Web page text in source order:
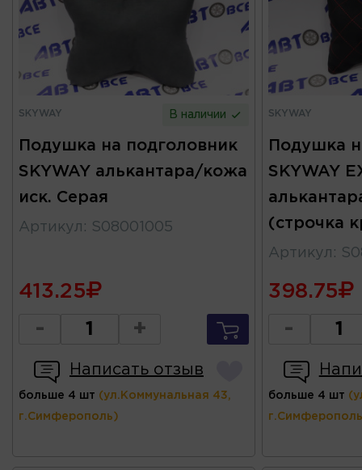
SKYWAY В наличии
Подушка на подголовник
SKYWAY алькантара/кожа
иск. Серая
Артикул : S08001005
413.25
- +
Написать отзыв
больше 4 шт (ул.Коммунальная 43,
г.Симферополь)
SKYWAY
Подушка
SKYWAY
(строчка
Артикул :
398.75
-
больше 4 шт